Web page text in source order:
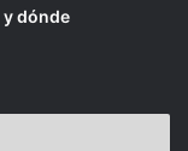
y dónde